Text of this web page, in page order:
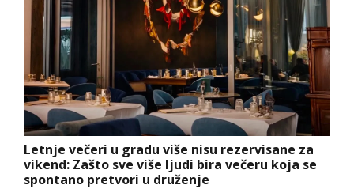
Letnje večeri u gradu više nisu rezervisane za
vikend: Zašto sve više ljudi bira večeru koja se
spontano pretvori u druženje